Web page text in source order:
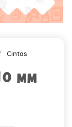
Cintas
mm